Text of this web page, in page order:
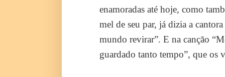
enamoradas até hoje, como
mel de seu par, já dizia a
mundo revirar”. E na canção
guardado tanto tempo”, que os